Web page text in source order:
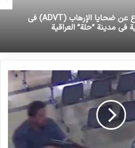
العالمي للمرأة هو فرصة لرفع
الوعي العام للنساء ضحايا
في أعقاب وجود
سافروا إلى إيران من
بيان الجمعية للدفاع عن ضحايا الإرهاب (ADVT) في
في مدينة “حلة” العراقية